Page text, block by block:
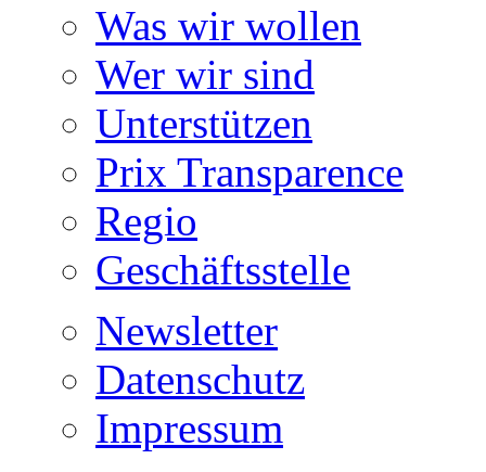
Was wir wollen
Wer wir sind
Unterstützen
Prix Transparence
Regio
Geschäftsstelle
Newsletter
Datenschutz
Impressum